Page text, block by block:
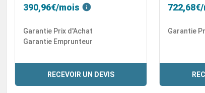
390,96€/mois
Garantie Prix d'Achat
Garantie Emprunteur
RECEVOIR UN DEVIS
Garantie